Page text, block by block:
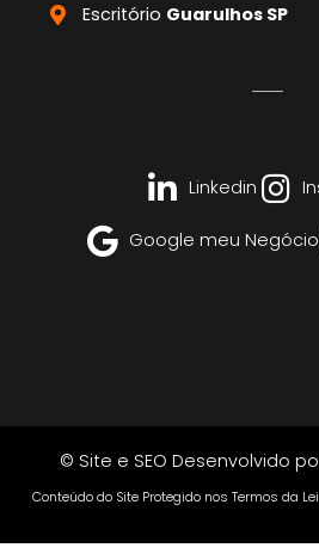
Escritório Guarulhos SP
Linkedin
Google meu Negócio
© Site e SEO Desenvolvido
Conteúdo do Site Protegido nos Termos da